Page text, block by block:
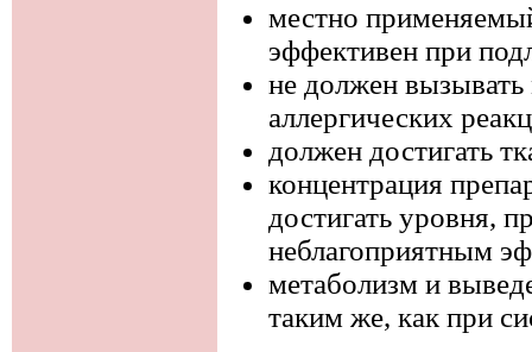
местно
эффективен при
не должен
аллергических
должен достигать
концентрация
достигать уровня,
неблагоприятным
метаболизм и
таким же, как при